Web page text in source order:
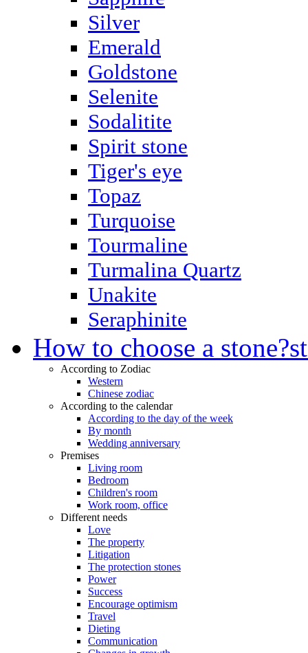
Silver
Emerald
Goldstone
Selenite
Sodalitite
Spirit stone
Tiger's eye
Topaz
Turquoise
Tourmaline
Turmalina Quartz
Unakite
Seraphinite
How to choose a stone?
According to Zodiac
Western
Chinese zodiac
According to the calendar
According to the day of the week
By month
Wedding anniversary
Premises
Living room
Bedroom
Children's room
Work room, office
Different needs
Love
The property
Litigation
The protection stones
Power
Success
Encourage optimism
Travel
Dieting
Communication